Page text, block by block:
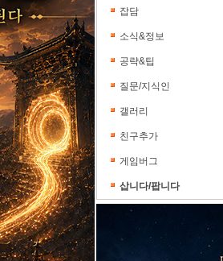
잡담
소식&정보
공략&팁
질문/지식인
갤러리
친구추가
게임버그
삽니다/팝니다